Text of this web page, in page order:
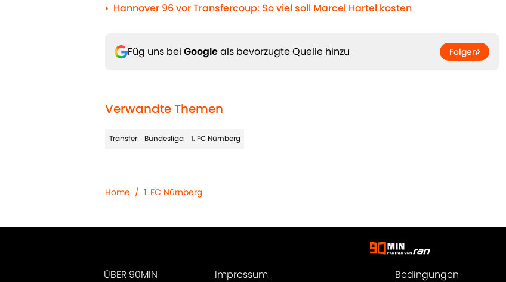
• Hannover 96 vor Transfercoup: So viel soll Marcel Hartel kosten
Füg uns bei Googleals bevorzugte Quelle hinzu Folgen
Verwandte Themen
Transfer Bundesliga 1. FC Nürnberg
Home / 1. FC Nürnberg
ÜBER 90MIN Impressum Bedingungen